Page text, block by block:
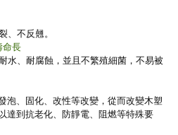
、不反翹。
命長
水、耐腐蝕，並且不繁殖細菌，不易被
泡、固化、改性等改變，從而改變木塑
達到抗老化、防靜電、阻燃等特殊要